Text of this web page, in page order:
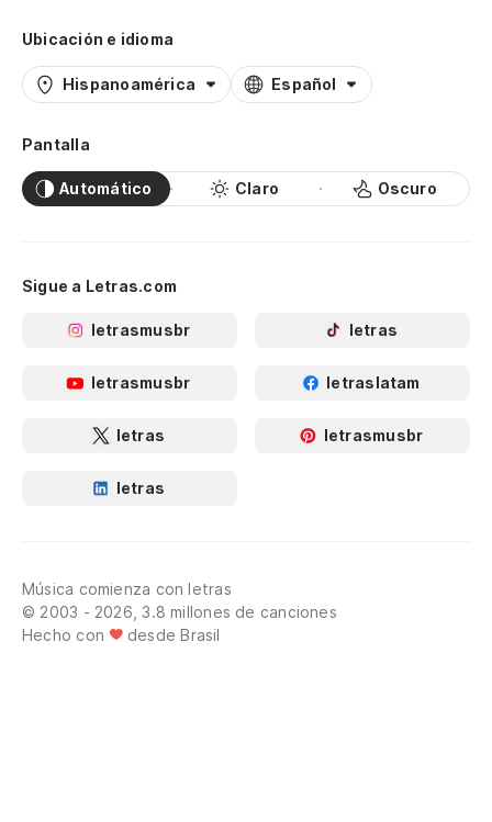
Ubicación e idioma
Hispanoamérica Español
Pantalla
Automático Claro Oscuro
Sigue a Letras.com
letrasmusbr letras
letrasmusbr letraslatam
letras letrasmusbr
letras
Música comienza con letras
© 2003 - 2026, 3.8 millones de canciones
Hecho con
desde Brasil